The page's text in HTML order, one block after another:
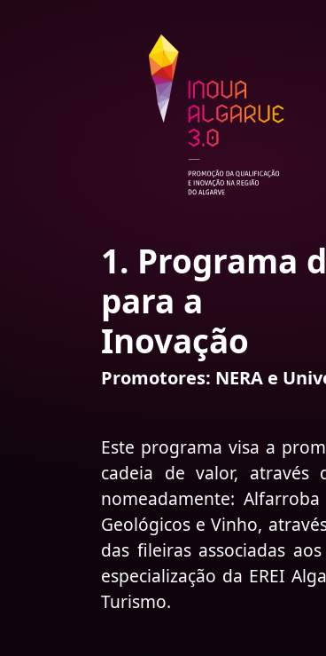
1. Programa
para a
Inovação
Promotores: NERA e
Este programa visa a
cadeia de valor, através
nomeadamente:
Geológicos e Vinho,
das fileiras associadas
especialização da EREI
Turismo.